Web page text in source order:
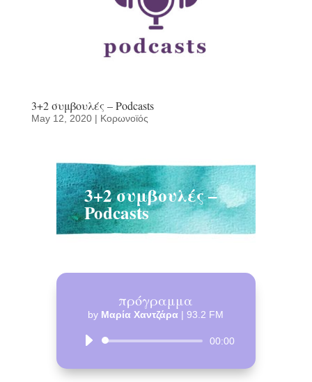
3+2 συμβουλές – Podcasts
May 12, 2020| Κορωνοϊός
3+2 συμβουλές –
Podcasts
πρόγραμμα
by Μαρία Χαντζάρα | 93.2 FM
Audio
00:00